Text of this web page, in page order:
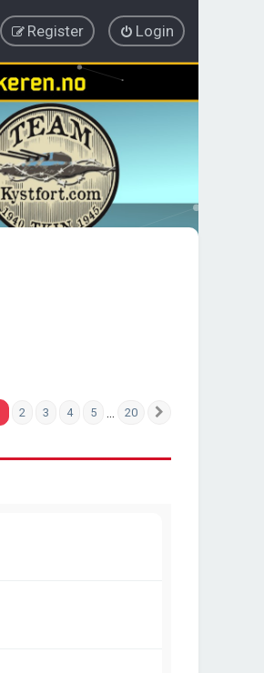
Login
Register
1 of
2 3 4 5 20